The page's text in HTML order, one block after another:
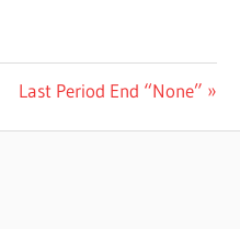
Next
Last Period End “None”